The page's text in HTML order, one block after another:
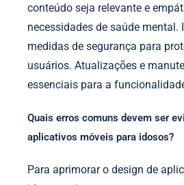
conteúdo seja relevante e
necessidades de saúde mental.
medidas de segurança para
usuários. Atualizações e
essenciais para a
Quais erros comuns devem ser
aplicativos móveis para idosos?
Para aprimorar o design de